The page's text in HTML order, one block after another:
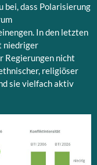
dass Polarisierung
In den letzten
niedriger
Regierungen nicht
religiöser
sie vielfach aktiv